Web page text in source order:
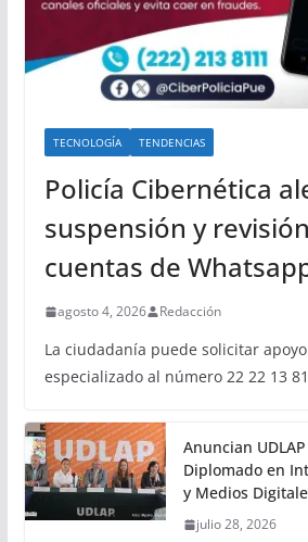
TECNOLOGÍA TENDENCIAS
Policía Cibernética
suspensión y
cuentas de
agosto 4, 2026 Redacción
La ciudadanía puede solicitar
especializado al número 22 22 13
Anuncian UDLAP
Diplomado en
y Medios
julio 28, 2026